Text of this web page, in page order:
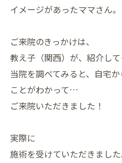
イメージがあったママさん。
ご来院のきっかけは、
教え子（関西）が、紹介して
当院を調べてみると、自宅
ことがわかって…
ご来院いただきました！
実際に
施術を受けていただきました